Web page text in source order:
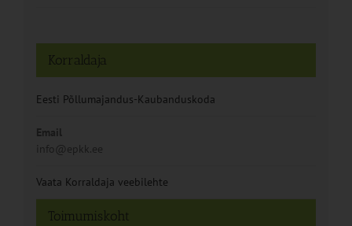
Toimumiskoht
Korraldaja
Eesti Põllumajandus-Kaubanduskoda
Email
info@epkk.ee
Vaata Korraldaja veebilehte